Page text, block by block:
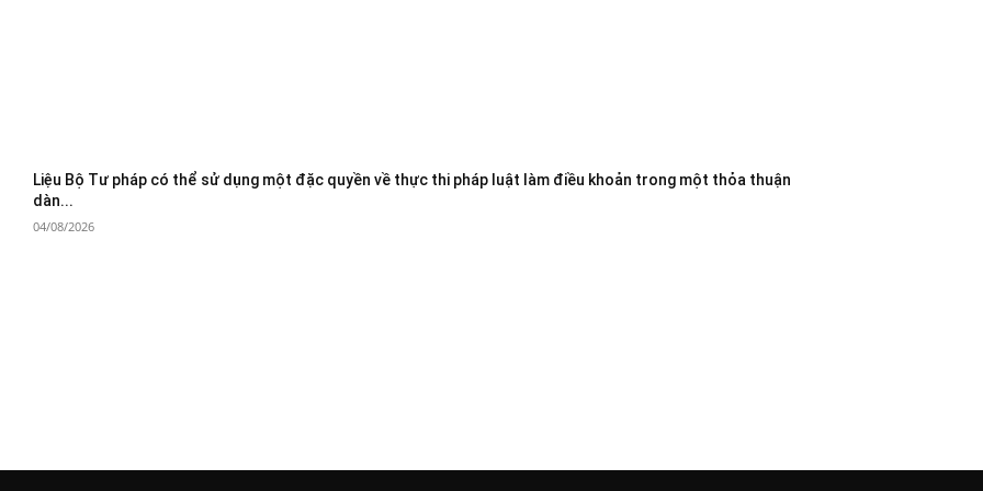
Liệu Bộ Tư pháp có thể sử dụng một đặc quyền về thực thi pháp luật làm điều khoản trong một thỏa thuận
dàn...
04/08/2026